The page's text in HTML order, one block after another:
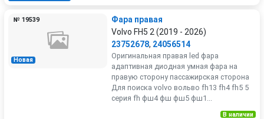
Новая
№ 19539
Фара правая
Volvo FH5 2 (2019 - 2026)
23752678, 24056514
Оригинальная правая led фара
адаптивная диодная умная фара на
правую сторону пассажирская сторона
Для поиска volvo вольво fh13 fh4 fh5 5
серия fh фш4 фш фш5 фш1...
В наличии